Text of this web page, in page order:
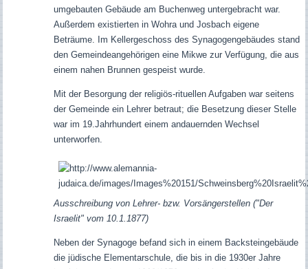
umgebauten Gebäude am Buchenweg untergebracht war.
Außerdem existierten in Wohra und Josbach eigene
Beträume. Im Kellergeschoss des Synagogengebäudes stand
den Gemeindeangehörigen eine Mikwe zur Verfügung, die aus
einem nahen Brunnen gespeist wurde.
Mit der Besorgung der religiös-rituellen Aufgaben war seitens
der Gemeinde ein Lehrer betraut; die Besetzung dieser Stelle
war im 19.Jahrhundert einem andauernden Wechsel
unterworfen.
Ausschreibung von Lehrer- bzw. Vorsängerstellen ("Der
Israelit" vom 10.1.1877)
Neben der Synagoge befand sich in einem Backsteingebäude
die jüdische Elementarschule, die bis in die 1930er Jahre